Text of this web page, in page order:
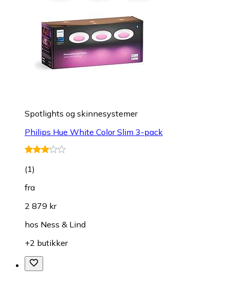
Spotlights og skinnesystemer
Philips Hue White Color Slim 3-pack
(1)
fra
2 879 kr
hos Ness & Lind
+2 butikker